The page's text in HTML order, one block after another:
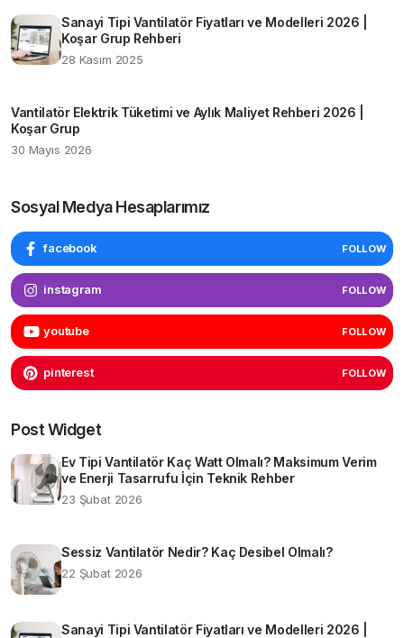
Sanayi Tipi Vantilatör Fiyatları ve Modelleri 2026 |
Koşar Grup Rehberi
28 Kasım 2025
Vantilatör Elektrik Tüketimi ve Aylık Maliyet Rehberi 2026 |
Koşar Grup
30 Mayıs 2026
Sosyal Medya Hesaplarımız
facebook FOLLOW
instagram FOLLOW
youtube FOLLOW
pinterest FOLLOW
Post Widget
Ev Tipi Vantilatör Kaç Watt Olmalı? Maksimum Verim
ve Enerji Tasarrufu İçin Teknik Rehber
23 Şubat 2026
Sessiz Vantilatör Nedir? Kaç Desibel Olmalı?
22 Şubat 2026
Sanayi Tipi Vantilatör Fiyatları ve Modelleri 2026 |